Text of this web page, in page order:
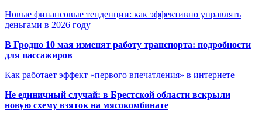
Новые финансовые тенденции: как эффективно управлять
деньгами в 2026 году
В Гродно 10 мая изменят работу транспорта: подробности
для пассажиров
Как работает эффект «первого впечатления» в интернете
Не единичный случай: в Брестской области вскрыли
новую схему взяток на мясокомбинате